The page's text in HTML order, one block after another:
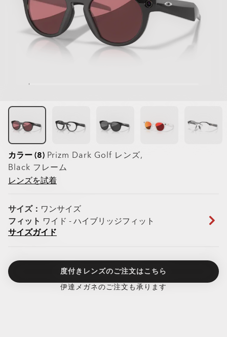
カラー (8) Prizm Dark Golf レンズ,
Black フレーム
レンズを試着
サイズ： ワンサイズ
フィット ワイド - ハイブリッジフィット
サイズガイド
度付きレンズのご注文はこちら
伊達メガネのご注文も承ります